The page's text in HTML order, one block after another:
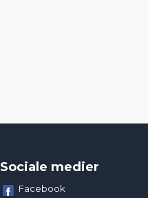
Sociale medier
Facebook